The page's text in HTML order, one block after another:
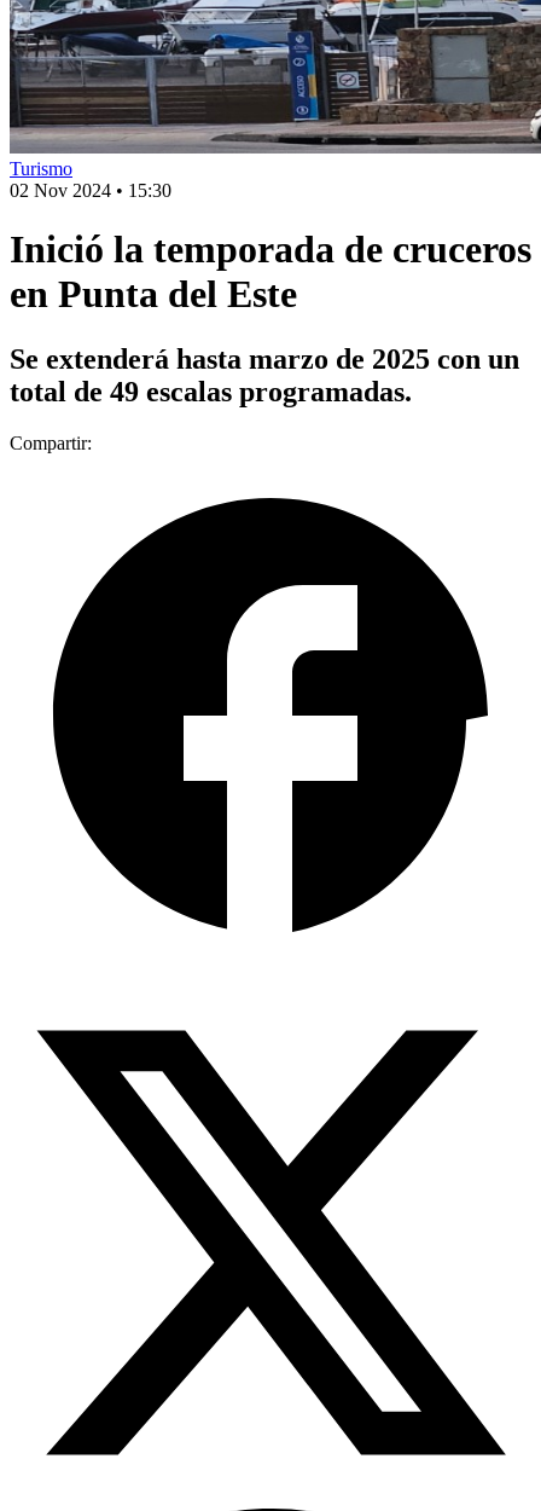
Turismo
02 Nov 2024 • 15:30
Inició la temporada de cruceros
en Punta del Este
Se extenderá hasta marzo de 2025 con un
total de 49 escalas programadas.
Compartir: